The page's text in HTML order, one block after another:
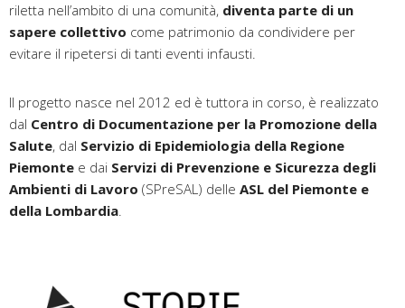
riletta nell’ambito di una comunità, diventa parte di un
sapere collettivo come patrimonio da condividere per
evitare il ripetersi di tanti eventi infausti.
Il progetto nasce nel 2012 ed è tuttora in corso, è realizzato
dal Centro di Documentazione per la Promozione della
Salute, dal Servizio di Epidemiologia della Regione
Piemonte e dai Servizi di Prevenzione e Sicurezza degli
Ambienti di Lavoro (SPreSAL) delle ASL del Piemonte e
della Lombardia.